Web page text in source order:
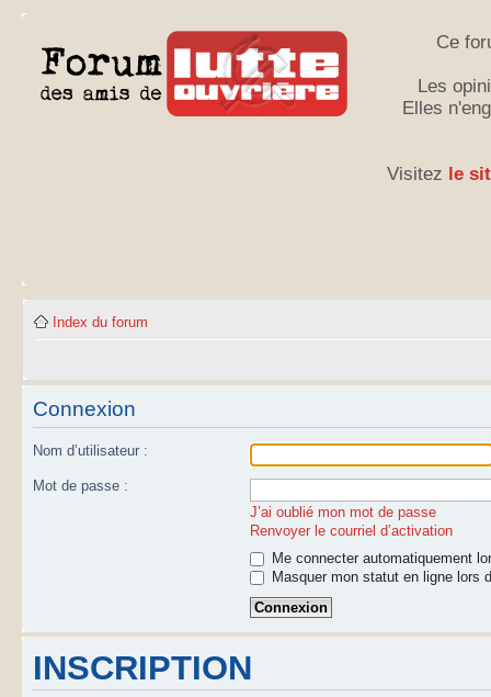
Ce
Les
Elles
Visitez le
Index du forum
Connexion
Nom d’utilisateur :
Mot de passe :
J’ai oublié mon mot de passe
Renvoyer le courriel d’activation
Me connecter automatiquement
Masquer mon statut en ligne lors
INSCRIPTION